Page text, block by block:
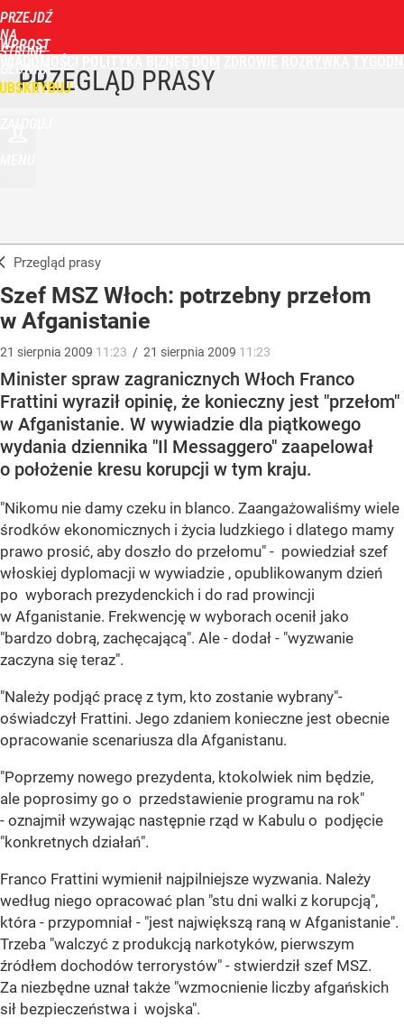
PRZEJDŹ
NA
STRONĘ
GŁÓWNĄ
WPROST
PRZEGLĄD PRASY
Przegląd prasy
Szef MSZ Włoch: potrzebny przełom
w Afganistanie
21 sierpnia 2009 11:23 / 21 sierpnia 2009 11:23
Minister spraw zagranicznych Włoch Franco
Frattini wyraził opinię, że konieczny jest "przełom"
w Afganistanie. W wywiadzie dla piątkowego
wydania dziennika "Il Messaggero" zaapelował
o położenie kresu korupcji w tym kraju.
"Nikomu nie damy czeku in blanco. Zaangażowaliśmy wiele
środków ekonomicznych i życia ludzkiego i dlatego mamy
prawo prosić, aby doszło do przełomu" - powiedział szef
włoskiej dyplomacji w wywiadzie , opublikowanym dzień
po wyborach prezydenckich i do rad prowincji
w Afganistanie. Frekwencję w wyborach ocenił jako
"bardzo dobrą, zachęcającą". Ale - dodał - "wyzwanie
zaczyna się teraz".
"Należy podjąć pracę z tym, kto zostanie wybrany"-
oświadczył Frattini. Jego zdaniem konieczne jest obecnie
opracowanie scenariusza dla Afganistanu.
"Poprzemy nowego prezydenta, ktokolwiek nim będzie,
ale poprosimy go o przedstawienie programu na rok"
- oznajmił wzywając następnie rząd w Kabulu o podjęcie
"konkretnych działań".
Franco Frattini wymienił najpilniejsze wyzwania. Należy
według niego opracować plan "stu dni walki z korupcją",
która - przypomniał - "jest największą raną w Afganistanie".
Trzeba "walczyć z produkcją narkotyków, pierwszym
źródłem dochodów terrorystów" - stwierdził szef MSZ.
Za niezbędne uznał także "wzmocnienie liczby afgańskich
sił bezpieczeństwa i wojska".